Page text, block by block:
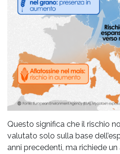
Questo significa che il rischio
valutato solo sulla base
anni precedenti, ma richiede